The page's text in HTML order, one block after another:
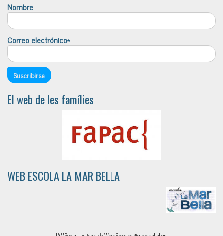
Nombre
Correo electrónico*
El web de les famílies
WEB ESCOLA LA MAR BELLA